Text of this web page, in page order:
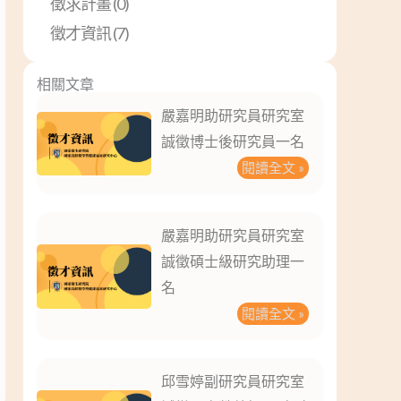
徵求計畫 (0)
徵才資訊 (7)
相關文章
嚴嘉明助研究員研究室
誠徵博士後研究員一名
閱讀全文 »
嚴嘉明助研究員研究室
誠徵碩士級研究助理一
名
閱讀全文 »
邱雪婷副研究員研究室